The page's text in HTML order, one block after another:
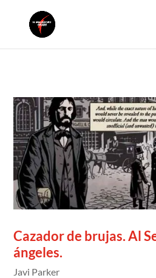
Cazador de brujas. Al
ángeles.
Javi Parker